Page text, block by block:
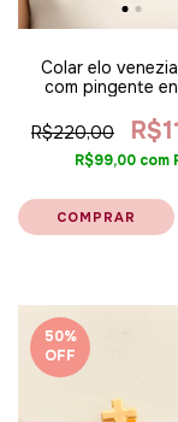
Colar elo
com pingente
18k
R$220,00
R$99,00 com
50%
OFF